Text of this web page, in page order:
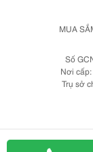
MUA
Số
Nơi
Trụ sở